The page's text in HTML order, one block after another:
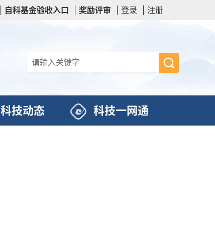
自科基金验收入口 奖励评审 登录 注册
科技动态 科技一网通